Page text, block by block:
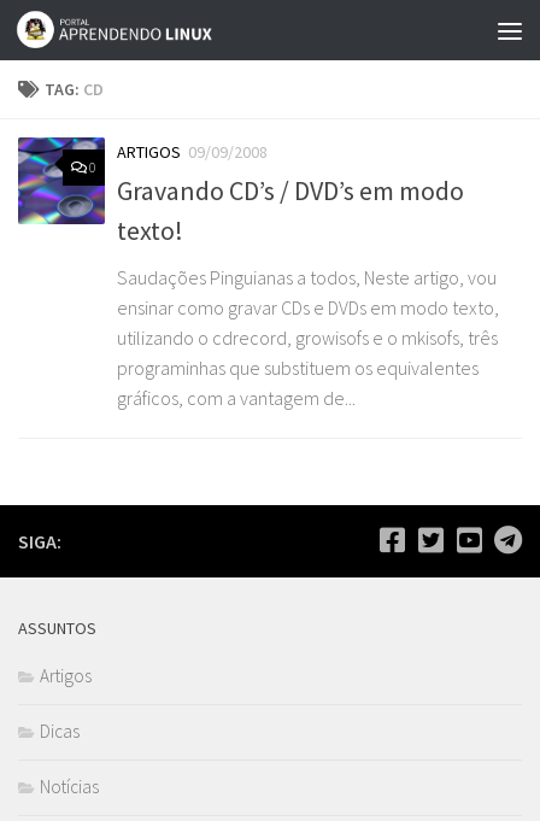
Skip to content
TAG: CD
0
ARTIGOS 09/09/2008
Gravando CD’s / DVD’s em modo
texto!
Saudações Pinguianas a todos, Neste artigo, vou
ensinar como gravar CDs e DVDs em modo texto,
utilizando o cdrecord, growisofs e o mkisofs, três
programinhas que substituem os equivalentes
gráficos, com a vantagem de...
SIGA:
ASSUNTOS
Artigos
Dicas
Notícias